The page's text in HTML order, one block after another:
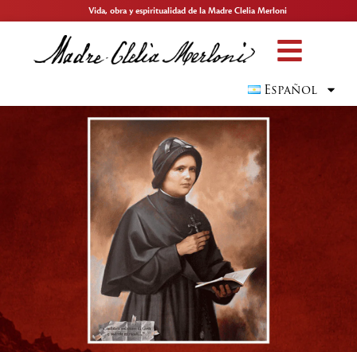
Vida, obra y espiritualidad de la Madre Clelia Merloni
Español